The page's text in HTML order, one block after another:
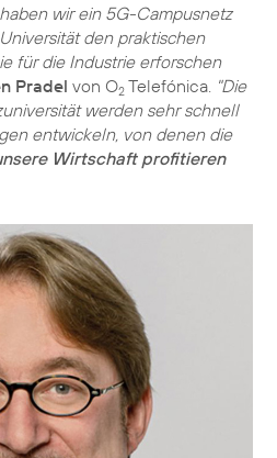
wir ein 5G-Campusnetz
den praktischen
für die Industrie erforschen
Pradel von O2 Telefónica. "Die
werden sehr schnell
entwickeln, von denen die
Wirtschaft profitieren